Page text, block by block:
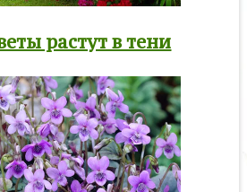
растут в тени